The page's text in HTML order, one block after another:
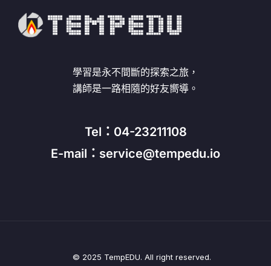
學習是永不間斷的探索之旅，
講師是一路相隨的好友嚮導。
Tel：04-23211108
E-mail：service@tempedu.io
© 2025 TempEDU. All right reserved.